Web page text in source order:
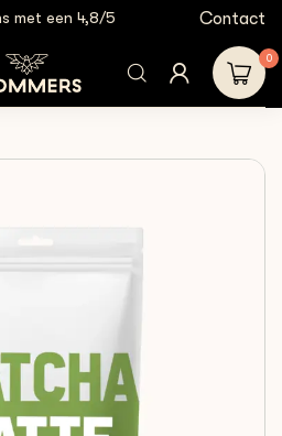
met een 4,8/5 Gratis
Contact
0
Bondi Chai - Matcha | 250
| 250 gram